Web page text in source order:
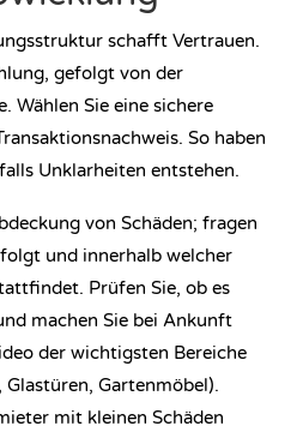
schafft Vertrauen.
gefolgt von der
Wählen Sie eine sichere
So haben
Unklarheiten entstehen.
von Schäden; fragen
und innerhalb welcher
Prüfen Sie, ob es
machen Sie bei Ankunft
der wichtigsten Bereiche
Gartenmöbel).
mit kleinen Schäden